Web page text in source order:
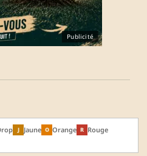
Publicité
J Jaune O Orange R Rouge